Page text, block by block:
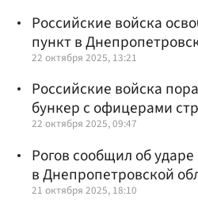
Российские войска
пункт в
22 октября 2025, 13:21
Российские войска
бункер с офицерами
22 октября 2025, 09:47
Рогов сообщил об
в Днепропетровской
21 октября 2025, 18:10